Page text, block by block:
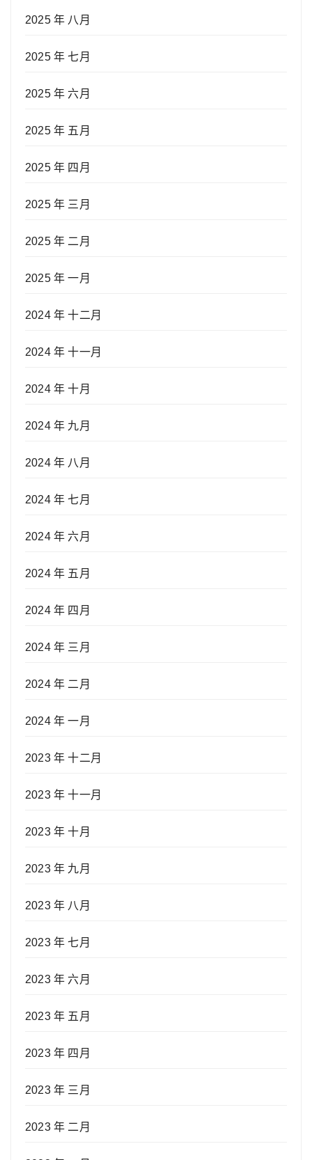
2025 年 八月
2025 年 七月
2025 年 六月
2025 年 五月
2025 年 四月
2025 年 三月
2025 年 二月
2025 年 一月
2024 年 十二月
2024 年 十一月
2024 年 十月
2024 年 九月
2024 年 八月
2024 年 七月
2024 年 六月
2024 年 五月
2024 年 四月
2024 年 三月
2024 年 二月
2024 年 一月
2023 年 十二月
2023 年 十一月
2023 年 十月
2023 年 九月
2023 年 八月
2023 年 七月
2023 年 六月
2023 年 五月
2023 年 四月
2023 年 三月
2023 年 二月